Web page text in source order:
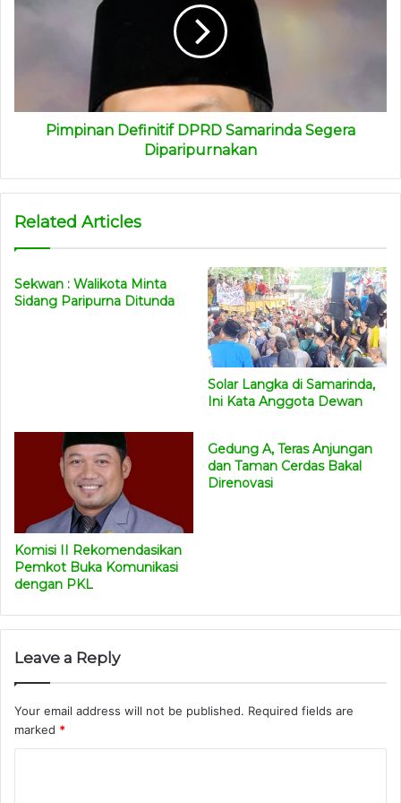
(advetorial)
Pimpinan Definitif DPRD Samarinda Segera
Diparipurnakan
Related Articles
Sekwan : Walikota Minta
Sidang Paripurna Ditunda
Solar Langka di Samarinda,
Ini Kata Anggota Dewan
Komisi II Rekomendasikan
Pemkot Buka Komunikasi
dengan PKL
Gedung A, Teras Anjungan
dan Taman Cerdas Bakal
Direnovasi
Leave a Reply
Your email address will not be published. Required fields are
marked *